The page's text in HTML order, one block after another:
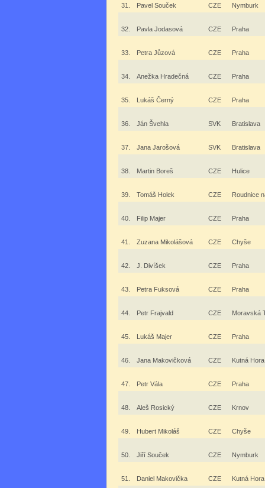
31. Pavel Souček CZE Nymburk
32. Pavla Jodasová CZE Praha
33. Petra Jůzová CZE Praha
34. Anežka Hradečná CZE Praha
35. Lukáš Černý CZE Praha
36. Ján Švehla SVK Bratislava
37. Jana Jarošová SVK Bratislava
38. Martin Boreš CZE Hulice
39. Tomáš Holek CZE Roudnice
40. Filip Majer CZE Praha
41. Zuzana Mikolášová CZE Chyše
42. J. Divíšek CZE Praha
43. Petra Fuksová CZE Praha
44. Petr Frajvald CZE Moravská
45. Lukáš Majer CZE Praha
46. Jana Makovičková CZE Kutná Hora
47. Petr Vála CZE Praha
48. Aleš Rosický CZE Krnov
49. Hubert Mikoláš CZE Chyše
50. Jiří Souček CZE Nymburk
51. Daniel Makovička CZE Kutná Hora